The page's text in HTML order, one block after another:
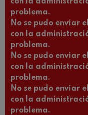
problema.
No se pudo enviar
con la
problema.
No se pudo enviar
con la
problema.
No se pudo enviar
con la
problema.